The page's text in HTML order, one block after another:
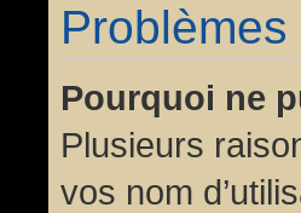
Problèmes
Pourquoi ne
Plusieurs
vos nom